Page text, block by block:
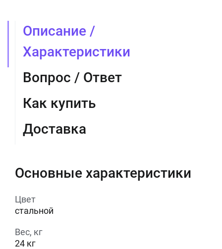
Описание /
Характеристики
Вопрос / Ответ
Как купить
Доставка
Основные характеристики
Цвет
стальной
Вес, кг
24 кг